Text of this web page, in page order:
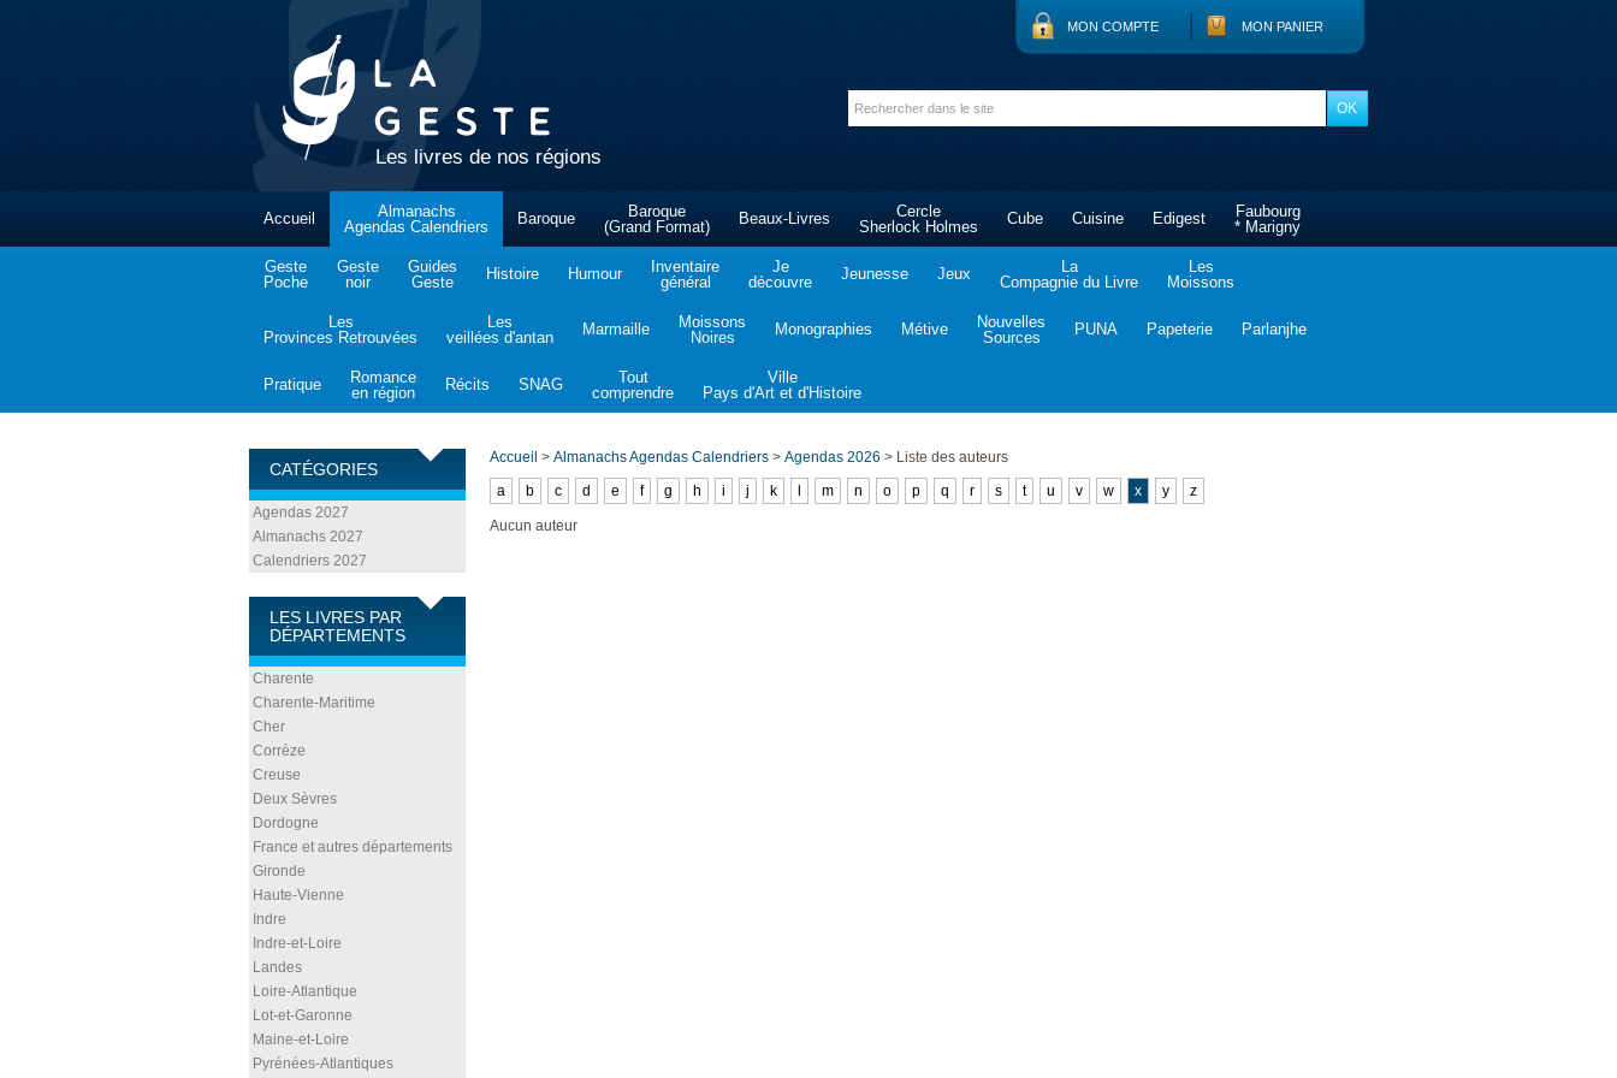
Les livres de nos régions
MON COMPTE MON PANIER
Accueil
Almanachs
Agendas Calendriers
Baroque
Baroque
(Grand Format)
Beaux-Livres
Cercle
Sherlock Holmes
Cube Cuisine Edigest
Faubourg
* Marigny
Geste
Poche
Geste
noir
Guides
Geste
Histoire Humour
Inventaire
général
Je
découvre
Jeunesse Jeux
La
Compagnie du Livre
Les
Moissons
Les
Provinces Retrouvées
Les
veillées d'antan
Marmaille
Moissons
Noires
Monographies Métive
Nouvelles
Sources
PUNA Papeterie Parlanjhe
Pratique
Romance
en région
Récits SNAG
Tout
comprendre
Ville
Pays d'Art et d'Histoire
CATÉGORIES
Agendas 2027
Almanachs 2027
Calendriers 2027
LES LIVRES PAR
DÉPARTEMENTS
Charente
Charente-Maritime
Cher
Corrèze
Creuse
Deux Sèvres
Dordogne
France et autres départements
Gironde
Haute-Vienne
Indre
Indre-et-Loire
Landes
Loire-Atlantique
Lot-et-Garonne
Maine-et-Loire
Pyrénées-Atlantiques
Accueil > Almanachs Agendas Calendriers > Agendas 2026 > Liste des auteurs
a
b c d e f g h i j k m n o p q r s t u v w x y z
Aucun auteur